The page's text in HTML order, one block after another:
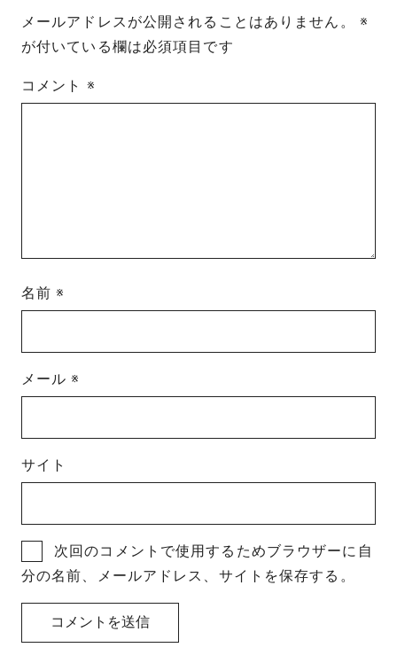
メールアドレスが公開されることはありません。
※
が付いている欄は必須項目です
コメント ※
名前※
メール※
サイト
次回のコメントで使用するためブラウザーに自
分の名前、メールアドレス、サイトを保存する。